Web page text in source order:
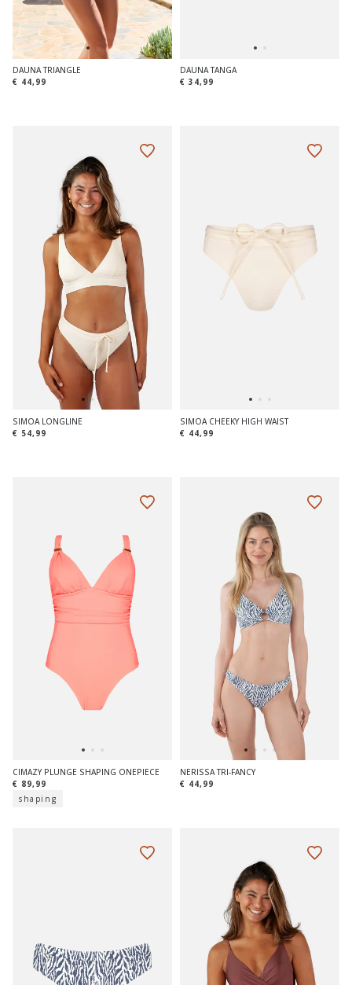
DAUNA TRIANGLE
€ 44,99
DAUNA TANGA
€ 34,99
SIMOA LONGLINE
€ 54,99
SIMOA CHEEKY HIGH WAIST
€ 44,99
CIMAZY PLUNGE SHAPING ONEPIECE
€ 89,99
shaping
NERISSA TRI-FANCY
€ 44,99